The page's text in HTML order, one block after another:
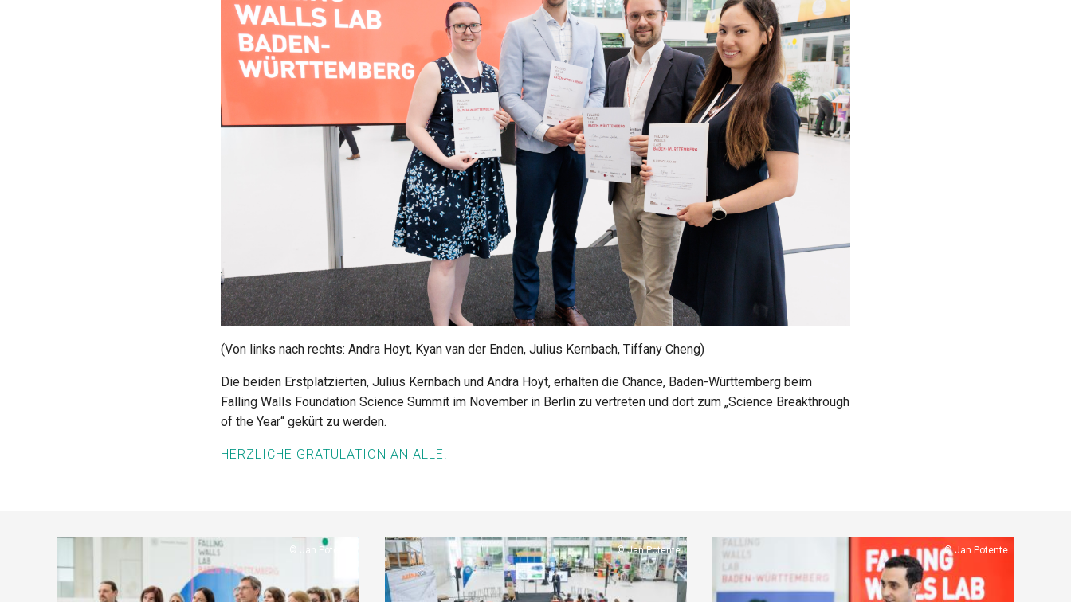
(Von links nach rechts: Andra Hoyt, Kyan van der Enden, Julius Kernbach, Tiffany Cheng)
Die beiden Erstplatzierten, Julius Kernbach und Andra Hoyt, erhalten die Chance, Baden-Württemberg beim
Falling Walls Foundation Science Summit im November in Berlin zu vertreten und dort zum „Science Breakthrough
of the Year“ gekürt zu werden.
HERZLICHE GRATULATION AN ALLE!
Copyright
Jan Potente Copyright
Jan Potente Copyright
Jan Potente